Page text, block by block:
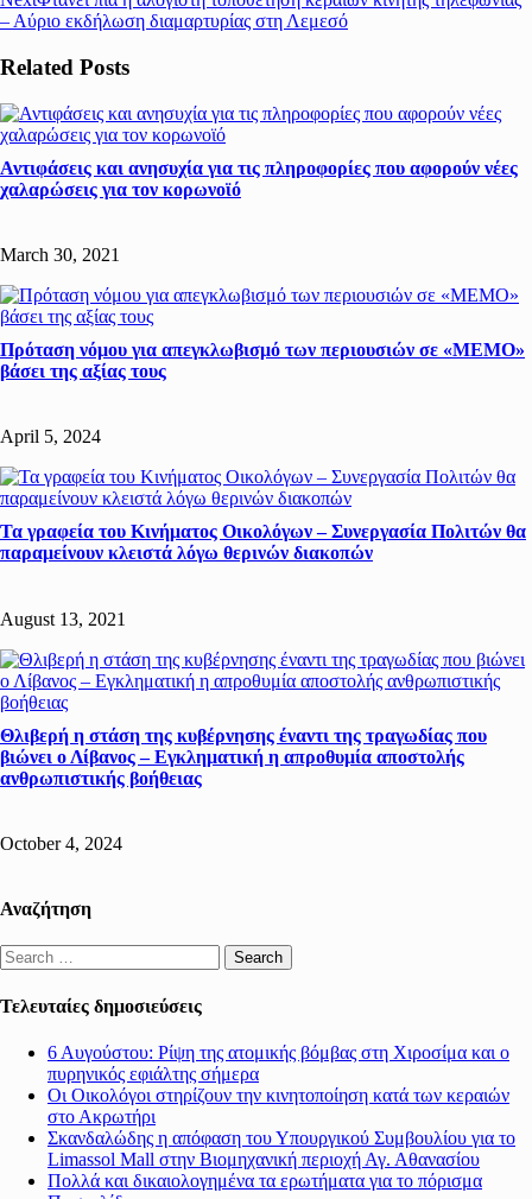
– Αύριο εκδήλωση διαμαρτυρίας στη Λεμεσό
Related Posts
Αντιφάσεις και ανησυχία για τις πληροφορίες που αφορούν νέες
χαλαρώσεις για τον κορωνοϊό
March 30, 2021
Πρόταση νόμου για απεγκλωβισμό των περιουσιών σε «ΜΕΜΟ»
βάσει της αξίας τους
April 5, 2024
Τα γραφεία του Κινήματος Οικολόγων – Συνεργασία Πολιτών θα
παραμείνουν κλειστά λόγω θερινών διακοπών
August 13, 2021
Θλιβερή η στάση της κυβέρνησης έναντι της τραγωδίας που
βιώνει ο Λίβανος – Εγκληματική η απροθυμία αποστολής
ανθρωπιστικής βοήθειας
October 4, 2024
Αναζήτηση
Search
for:
Τελευταίες δημοσιεύσεις
6 Αυγούστου: Ρίψη της ατομικής βόμβας στη Χιροσίμα και ο
πυρηνικός εφιάλτης σήμερα
Οι Οικολόγοι στηρίζουν την κινητοποίηση κατά των κεραιών
στο Ακρωτήρι
Σκανδαλώδης η απόφαση του Υπουργικού Συμβουλίου για το
Limassol Mall στην Βιομηχανική περιοχή Αγ. Αθανασίου
Πολλά και δικαιολογημένα τα ερωτήματα για το πόρισμα